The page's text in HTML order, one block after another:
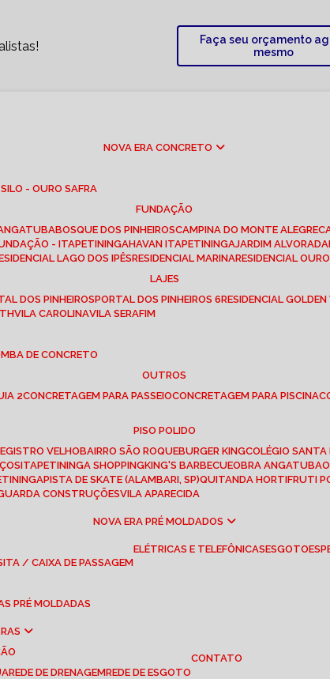
Faça seu orçamento
mesmo
NOVA ERA CONCRETO
SILO - OURO SAFRA
FUNDAÇÃO
BOSQUE DOS PINHEIROS CAMPINA DO MONTE ALEGRE
- ITAPETININGA HAVAN ITAPETININGA JARDIM ALVORADA
LAGO DOS IPÊS RESIDENCIAL MARINA RESIDENCIAL
LAJES
DOS PINHEIROS PORTAL DOS PINHEIROS 6 RESIDENCIAL
VILA CAROLINA VILA SERAFIM
DE CONCRETO
OUTROS
2 CONCRETAGEM PARA PASSEIO CONCRETAGEM PARA PISCINA
PISO POLIDO
VELHO BAIRRO SÃO ROQUE BURGER KING COLÉGIO
ITAPETININGA SHOPPING KING'S BARBECUE OBRA ANGATUBA
PISTA DE SKATE (ALAMBARI, SP) QUITANDA HORTIFRUTI
CONSTRUÇÕES VILA APARECIDA
NOVA ERA PRÉ MOLDADOS
/ CAIXA DE PASSAGEM
ELÉTRICAS E TELEFÔNICAS ESGOTO
PRÉ MOLDADAS
REDE DE DRENAGEM REDE DE ESGOTO
CONTATO